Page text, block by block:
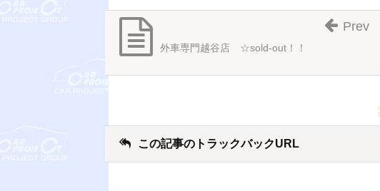
外車専門越谷店 ☆sold-out！！
Prev
この記事のトラックバックURL